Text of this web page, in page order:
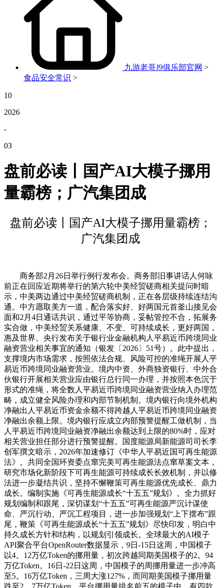
九游老哥J9俱乐部官网 >
食品安全常识 >
10
2026
-
03
盘前必读丨国产AI大模子挪用
量霸榜；广汽集团成
盘前必读丨国产AI大模子挪用量霸榜；
广汽集团成
商务部2月26日举行例行发布会。商务部旧事讲话人何咏
前正在回应近期将举行的第六轮中美经贸磋商相关提问时暗
示，中美两边通过中美经贸磋商机制，正在各层级持续连结沟
通。中方愿取美方一道，配合落实好、好两国元首釜山接见会
面和2月4日通话共识，通过平等协商，妥帖管控不合，拓展务
实合做，中美经贸关系健康、不变、可持续成长，更好两国，
惠及世界。央行发布关于银行业金融机构人平易近币跨境同业
融资营业相关事宜的通知（银发〔2026〕51号）。此中提出，
支撑境内市场需求，按照依法合规、风险可控的准绳开展人平
易近币跨境同业融资营业。境内中资、外商独资银行、中外合
伙银行开展相关营业应由银行总行同一办理，并按照本色沉于
形式的准绳，将全数人平易近币跨境同业融资营业纳入办理范
畴，成立健全风险办理和内部节制机制。境内银行向境外机构
净融出人平易近币资金余额不得跨越人平易近币跨境同业融资
净融出余额上限。境内银行应成立内部预警提醒工做机制，当
人平易近币跨境同业融资净融出余额达到上限的80%时，应对
相关营业担任部分进行预警提醒。国度能源局新能源司司长李
创军撰文暗示，2026年加速修订《中华人平易近国可再生能源
法》。共同全国环资委点窜完美可再生能源法点窜草案文本，
研究市场化新阶段下可再生能源可持续成长长效机制，并以修
法进一步凝结共识，坚持不懈鞭策可再生能源优先成长、鼎力
成长。编制实施《可再生能源成长“十五五”规划》。全力抓好
规划编制和跟尾，深切谋划“十五五”可再生能源严沉计谋使
命、严沉行动、严沉工程项目，进一步加强规划“上下摆布”跟
尾，鞭策《可再生能源成长“十五五”规划》尽快印发，明白中
持久成长方针和结构，以规划引领成长。全球最大的AI模子
API聚合平台OpenRouter数据显示，9日-15日这周，中国模子
以4。12万亿Token的挪用量，初次跨越同期美国模子的2。94
万亿Token。16日-22日这周，中国模子的周挪用量进一步冲高
至5。16万亿Token，三周大涨127%，而同期美国模子挪用量
跌至2。7万亿Token。平台挪用量排名前五的模子中，有四款